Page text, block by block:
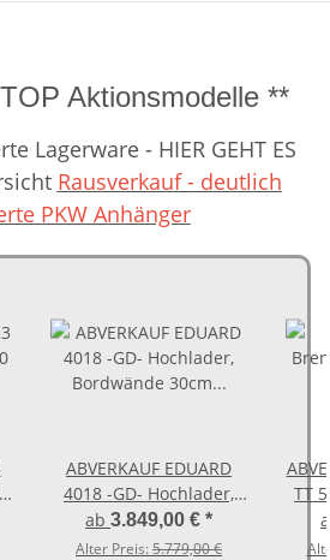
Aktionsmodelle **
Lagerware - HIER GEHT ES
Rausverkauf - deutlich
PKW Anhänger
ABVERKAUF EDUARD
4018 -GD- Hochlader,
Bordwände 30cm
-2000kg- Lfh: 72cm
ab 3.849,00 € *
Alter Preis: 5.779,00 €
TT